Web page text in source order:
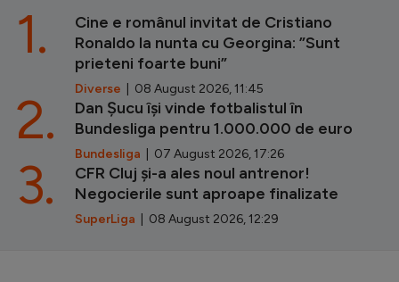
Cine e românul invitat de Cristiano
Ronaldo la nunta cu Georgina: ”Sunt
prieteni foarte buni”
Diverse | 08 August 2026, 11:45
1.
Dan Șucu își vinde fotbalistul în
Bundesliga pentru 1.000.000 de euro
Bundesliga | 07 August 2026, 17:26
2.
CFR Cluj și-a ales noul antrenor!
Negocierile sunt aproape finalizate
SuperLiga | 08 August 2026, 12:29
3.